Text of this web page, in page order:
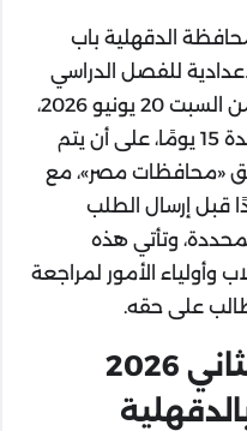
الدقهلية باب
للفصل الدراسي
الثاني 2025/2026، وذلك بداية من السبت 20 يونيو 2026،
ويستمر تقديم طلبات التظلم لمدة 15 يومًا، على أن يتم
«محافظات مصر»، مع
قبل إرسال الطلب
وتأتي هذه
وأولياء الأمور لمراجعة
على حقه.
اعتماد نتيجة الترم الثاني 2026